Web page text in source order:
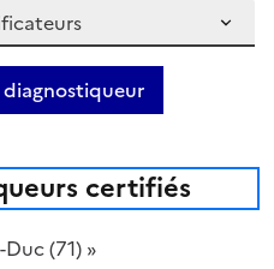
diagnostiqueur
certifiés
(71) »